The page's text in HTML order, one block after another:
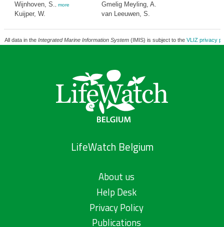
Wijnhoven, S.
more
Kuijper, W.
Gmelig Meyling, A.
van Leeuwen, S.
All data in the Integrated Marine Information System(IMIS) is subject to the VLIZ privacy
LifeWatch Belgium
About us
Help Desk
Privacy Policy
Publications